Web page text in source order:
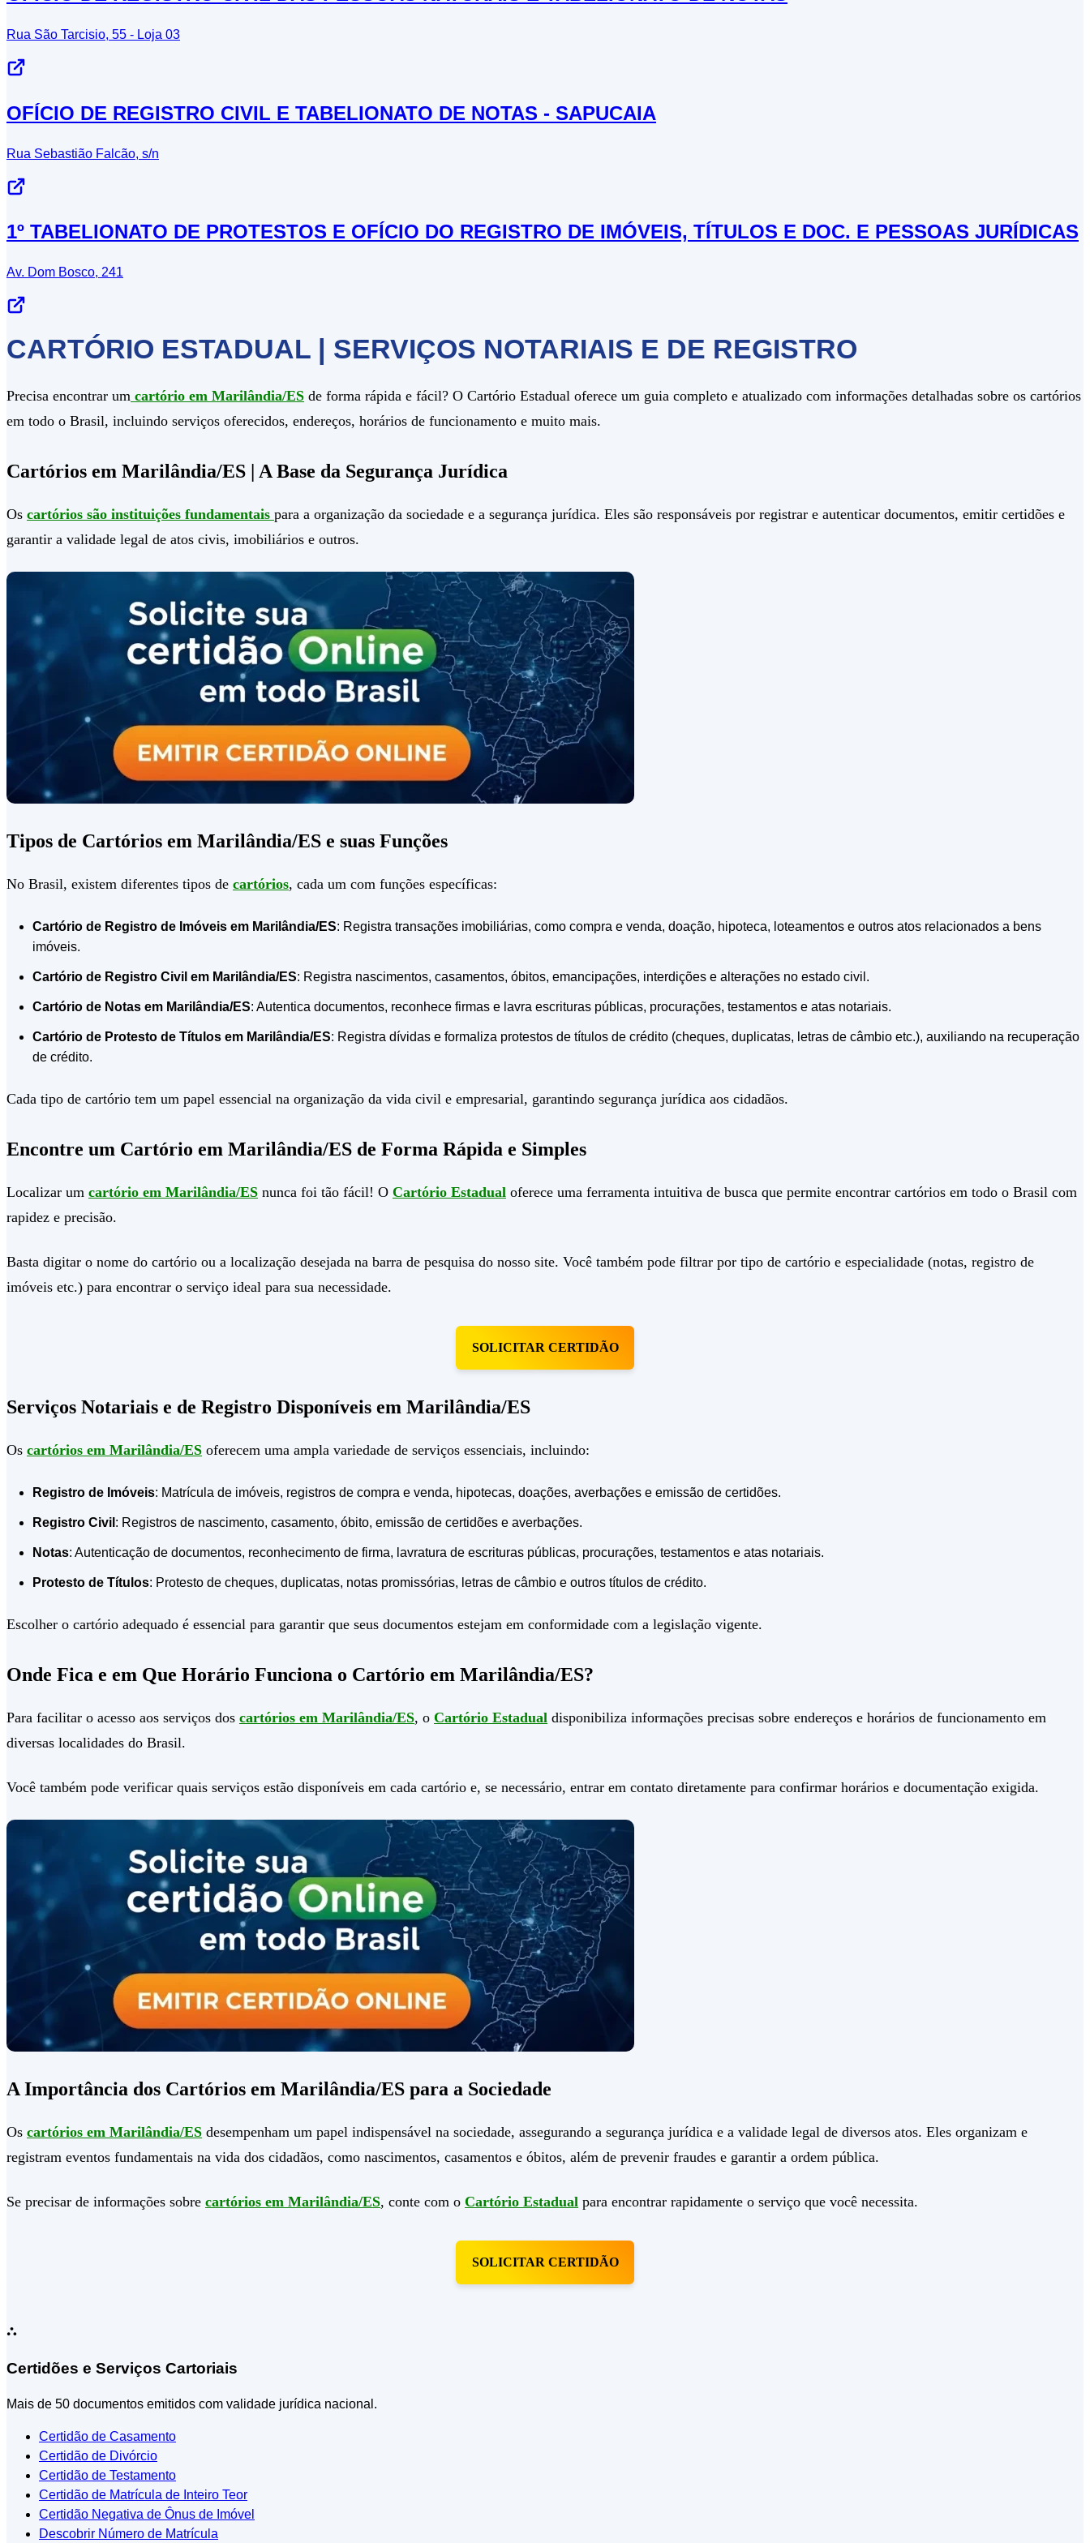
Rua São Tarcisio, 55 - Loja 03
OFÍCIO DE REGISTRO CIVIL E TABELIONATO DE NOTAS - SAPUCAIA
Rua Sebastião Falcão, s/n
1º TABELIONATO DE PROTESTOS E OFÍCIO DO REGISTRO DE IMÓVEIS, TÍTULOS E DOC. E PESSOAS JURÍDICAS
Av. Dom Bosco, 241
CARTÓRIO ESTADUAL | SERVIÇOS NOTARIAIS E DE REGISTRO
Precisa encontrar um cartório em Marilândia/ES de forma rápida e fácil? O Cartório Estadual oferece um guia completo e atualizado com informações detalhadas sobre os cartórios
em todo o Brasil, incluindo serviços oferecidos, endereços, horários de funcionamento e muito mais.
Cartórios em Marilândia/ES | A Base da Segurança Jurídica
Os cartórios são instituições fundamentais para a organização da sociedade e a segurança jurídica. Eles são responsáveis por registrar e autenticar documentos, emitir certidões e
garantir a validade legal de atos civis, imobiliários e outros.
Tipos de Cartórios em Marilândia/ES e suas Funções
No Brasil, existem diferentes tipos de cartórios, cada um com funções específicas:
Cartório de Registro de Imóveis em Marilândia/ES: Registra transações imobiliárias, como compra e venda, doação, hipoteca, loteamentos e outros atos relacionados a bens
imóveis.
Cartório de Registro Civil em Marilândia/ES: Registra nascimentos, casamentos, óbitos, emancipações, interdições e alterações no estado civil.
Cartório de Notas em Marilândia/ES: Autentica documentos, reconhece firmas e lavra escrituras públicas, procurações, testamentos e atas notariais.
Cartório de Protesto de Títulos em Marilândia/ES: Registra dívidas e formaliza protestos de títulos de crédito (cheques, duplicatas, letras de câmbio etc.), auxiliando na recuperação
de crédito.
Cada tipo de cartório tem um papel essencial na organização da vida civil e empresarial, garantindo segurança jurídica aos cidadãos.
Encontre um Cartório em Marilândia/ES de Forma Rápida e Simples
Localizar um cartório em Marilândia/ES nunca foi tão fácil! O Cartório Estadual oferece uma ferramenta intuitiva de busca que permite encontrar cartórios em todo o Brasil com
rapidez e precisão.
Basta digitar o nome do cartório ou a localização desejada na barra de pesquisa do nosso site. Você também pode filtrar por tipo de cartório e especialidade (notas, registro de
imóveis etc.) para encontrar o serviço ideal para sua necessidade.
SOLICITAR CERTIDÃO
Serviços Notariais e de Registro Disponíveis em Marilândia/ES
Os cartórios em Marilândia/ES oferecem uma ampla variedade de serviços essenciais, incluindo:
Registro de Imóveis: Matrícula de imóveis, registros de compra e venda, hipotecas, doações, averbações e emissão de certidões.
Registro Civil : Registros de nascimento, casamento, óbito, emissão de certidões e averbações.
Notas: Autenticação de documentos, reconhecimento de firma, lavratura de escrituras públicas, procurações, testamentos e atas notariais.
Protesto de Títulos: Protesto de cheques, duplicatas, notas promissórias, letras de câmbio e outros títulos de crédito.
Escolher o cartório adequado é essencial para garantir que seus documentos estejam em conformidade com a legislação vigente.
Onde Fica e em Que Horário Funciona o Cartório em Marilândia/ES?
Para facilitar o acesso aos serviços dos cartórios em Marilândia/ES, o Cartório Estadual disponibiliza informações precisas sobre endereços e horários de funcionamento em
diversas localidades do Brasil.
Você também pode verificar quais serviços estão disponíveis em cada cartório e, se necessário, entrar em contato diretamente para confirmar horários e documentação exigida.
A Importância dos Cartórios em Marilândia/ES para a Sociedade
Os cartórios em Marilândia/ES desempenham um papel indispensável na sociedade, assegurando a segurança jurídica e a validade legal de diversos atos. Eles organizam e
registram eventos fundamentais na vida dos cidadãos, como nascimentos, casamentos e óbitos, além de prevenir fraudes e garantir a ordem pública.
Se precisar de informações sobre cartórios em Marilândia/ES, conte com o Cartório Estadual para encontrar rapidamente o serviço que você necessita.
SOLICITAR CERTIDÃO
⛬
Certidões e Serviços Cartoriais
Mais de 50 documentos emitidos com validade jurídica nacional.
Certidão de Casamento
Certidão de Divórcio
Certidão de Testamento
Certidão de Matrícula de Inteiro Teor
Certidão Negativa de Ônus de Imóvel
Descobrir Número de Matrícula